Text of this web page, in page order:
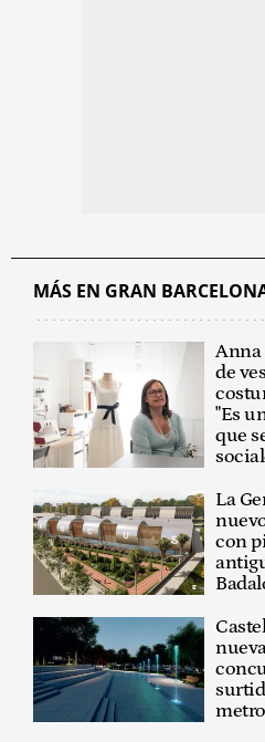
MÁS EN GRAN
Anna
de
"Es
que
La
con